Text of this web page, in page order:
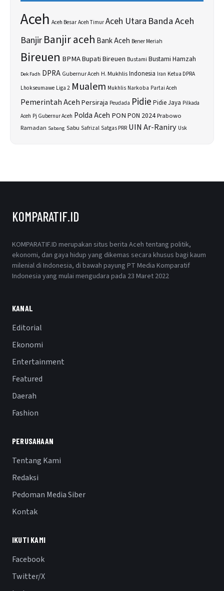
Aceh Aceh Besar Aceh Timur Aceh Utara Banda Aceh
BanjirBanjir aceh Bank Aceh Bener Meriah
Bireuen BPMABupati Bireuen Bustami Bustami Hamzah
Dek Fadh DPRA Gubernur Aceh H. MukhlisIndonesia Iran Ketua DPRA
Lhokseumawe Liga 2 Mualem Mukhlis Narkoba Partai Aceh
Pemerintah AcehPersiraja Peudada Pidie Pidie Jaya Pilkada
Aceh Pj Gubernur Aceh Polda Aceh PON PON 2024Prabowo
Ramadan Sabang Sabu Safrizal Satgas PRR UIN Ar-Raniry Usk
KOMPARATIF.ID
KOMPARATIF.ID merupakan situs berita Aceh tentang politik,
ekonomi, dan gaya hidup yang dikemas secara khusus bagi kaum
milenial di Indonesia, di bawah payung PT Media Komparatif
Indonesia yang mulai mengudara pada 23 Maret 2022
KANAL
Editorial
Ekonomi
Entertainment
Featured
Daerah
Fashion
PERUSAHAAN
Tentang Kami
Redaksi
Pedoman Media Siber
Kontak
IKUTI KAMI
Facebook
Twitter/X